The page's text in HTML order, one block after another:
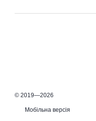
© 2019—2026
Мобільна версія